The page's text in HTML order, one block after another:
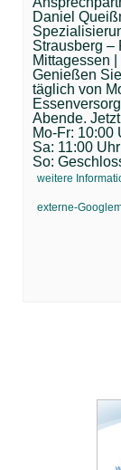
Daniel
Strausberg –
Mittagessen
Genießen
täglich von
Abende.
Mo-Fr: 10:00
Sa: 11:00
So:
weitere
externe-